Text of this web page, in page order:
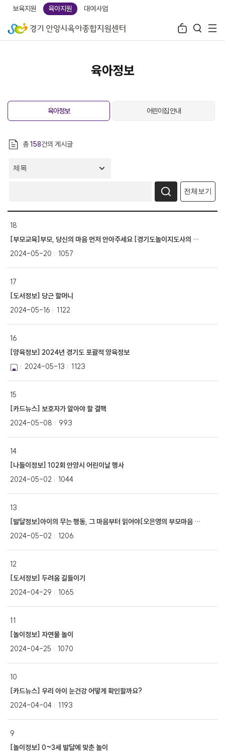
보육지원 육아지원 대여사업
육아정보
육아정보 어린이집 안내
총158건의 게시글
전체보기
18
[부모교육]부모, 당신의 마음 먼저 안아주세요 [경기도놀이지도사의 힐링처방전]
2024-05-20
1057
17
[도서정보] 당근 할머니
2024-05-16
1122
16
[양육정보] 2024년 경기도 포괄적 양육정보
2024-05-13
1123
15
[카드뉴스] 보호자가 알아야 할 결핵
2024-05-08
993
14
[나들이정보] 102회 안양시 어린이날 행사
2024-05-02
1044
13
[발달정보]아이의 무는 행동, 그 마음부터 읽어야[오은영의 부모마음 아이마음]
2024-05-02
1206
12
[도서정보] 두려움 길들이기
2024-04-29
1065
11
[놀이정보] 자연물 놀이
2024-04-25
1070
10
[카드뉴스] 우리 아이 눈건강 어떻게 확인할까요?
2024-04-04
1193
9
[놀이정보] 0~3세 발달에 맞춘 놀이